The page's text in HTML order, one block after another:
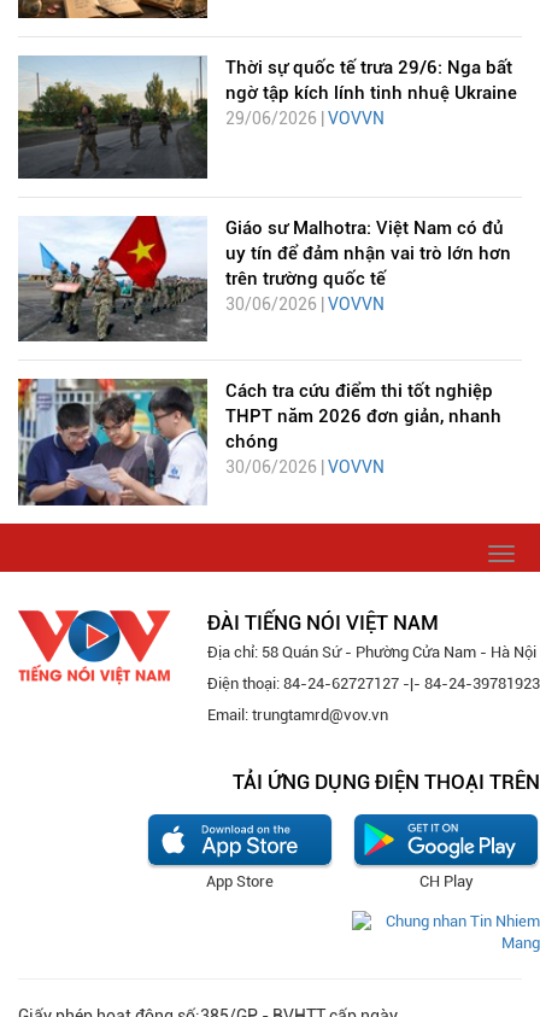
Thời sự quốc tế trưa 29/6: Nga bất
ngờ tập kích lính tinh nhuệ Ukraine
29/06/2026 | VOVVN
Giáo sư Malhotra: Việt Nam có đủ
uy tín để đảm nhận vai trò lớn hơn
trên trường quốc tế
30/06/2026 | VOVVN
Cách tra cứu điểm thi tốt nghiệp
THPT năm 2026 đơn giản, nhanh
chóng
30/06/2026 | VOVVN
ĐÀI TIẾNG NÓI VIỆT NAM
Địa chỉ: 58 Quán Sứ - Phường Cửa Nam - Hà Nội
Điện thoại: 84-24-62727127 -|- 84-24-39781923
Email: trungtamrd@vov.vn
TẢI ỨNG DỤNG ĐIỆN THOẠI TRÊN
CH Play
App Store